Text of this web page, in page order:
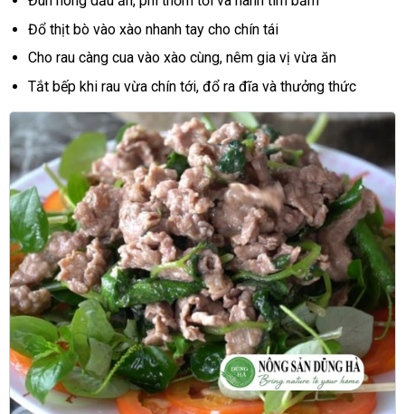
Đổ thịt bò vào xào nhanh tay cho chín tái
Cho rau càng cua vào xào cùng, nêm gia vị vừa ăn
Tắt bếp khi rau vừa chín tới, đổ ra đĩa và thưởng thức